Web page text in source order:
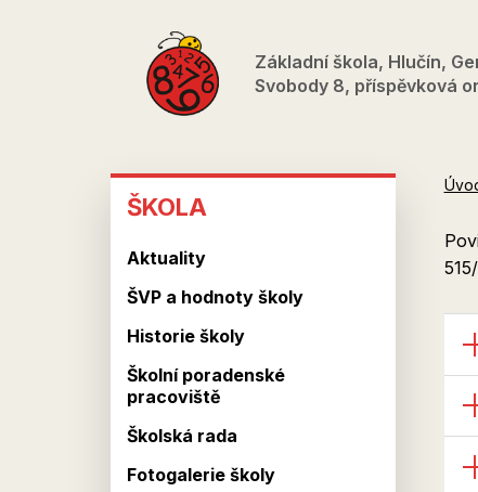
Základní škola, Hlučín,
Svobody 8, příspěvková
ŠKOLA
ŠKOLA
Aktuality
ŠVP a hodnoty školy
Historie školy
Školní poradenské
pracoviště
Školská rada
Fotogalerie školy